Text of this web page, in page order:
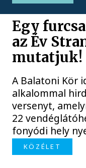
Egy
az Év
mutatjuk!
A Balatoni Kör
alkalommal
versenyt,
22
fonyódi hely
KÖZÉLET